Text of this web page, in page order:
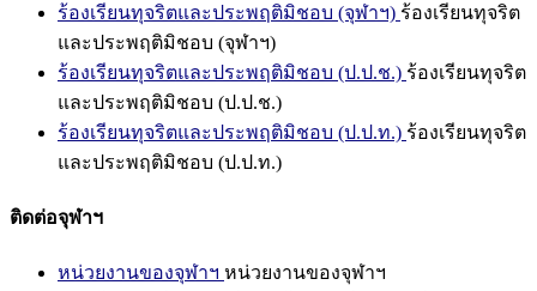
ร้องเรียนทุจริตและประพฤติมิชอบ (จุฬาฯ) ร้องเรียนทุจริต
และประพฤติมิชอบ (จุฬาฯ)
ร้องเรียนทุจริตและประพฤติมิชอบ (ป.ป.ช.) ร้องเรียนทุจริต
และประพฤติมิชอบ (ป.ป.ช.)
ร้องเรียนทุจริตและประพฤติมิชอบ (ป.ป.ท.) ร้องเรียนทุจริต
และประพฤติมิชอบ (ป.ป.ท.)
ติดต่อจุฬาฯ
หน่วยงานของจุฬาฯ หน่วยงานของจุฬาฯ